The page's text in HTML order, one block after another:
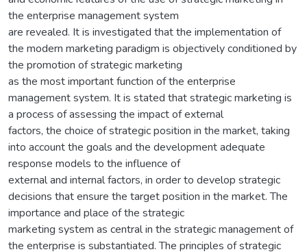
the enterprise management system
are revealed. It is investigated that the implementation of
the modern marketing paradigm is objectively conditioned by
the promotion of strategic marketing
as the most important function of the enterprise
management system. It is stated that strategic marketing is
a process of assessing the impact of external
factors, the choice of strategic position in the market, taking
into account the goals and the development adequate
response models to the influence of
external and internal factors, in order to develop strategic
decisions that ensure the target position in the market. The
importance and place of the strategic
marketing system as central in the strategic management of
the enterprise is substantiated. The principles of strategic